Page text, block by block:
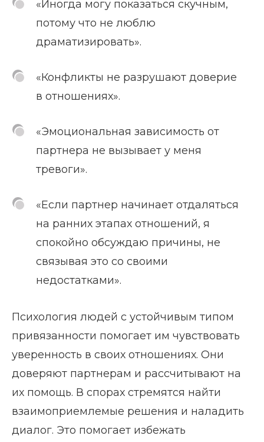
«Иногда могу показаться скучным,
потому что не люблю
драматизировать».
«Конфликты не разрушают доверие
в отношениях».
«Эмоциональная зависимость от
партнера не вызывает у меня
тревоги».
«Если партнер начинает отдаляться
на ранних этапах отношений, я
спокойно обсуждаю причины, не
связывая это со своими
недостатками».
Психология людей с устойчивым типом
привязанности помогает им чувствовать
уверенность в своих отношениях. Они
доверяют партнерам и рассчитывают на
их помощь. В спорах стремятся найти
взаимоприемлемые решения и наладить
диалог. Это помогает избежать